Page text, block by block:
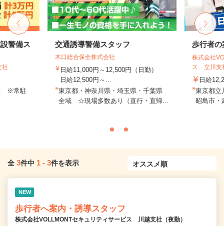
警備ス
社
※常駐
交通誘導警備スタッフ
木口総合保全株式会社
日給11,000円～12,500円（日勤）
日給12,500円～...
東京都・神奈川県・埼玉県・千葉県
全域 ☆現場多数あり（直行・直帰...
歩行者の
株式会社
ス 立川支
日給
東京都立
昭島市・
全 3件中 1 - 3件を表示
NEW
歩行者へ案内・誘導スタッフ
株式会社VOLLMONTセキュリティサービス 川越支社（夜勤）